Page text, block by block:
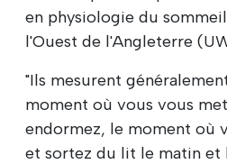
en physiologie du
l'Ouest de l'Angleterre
"Ils mesurent
moment où vous vous
endormez, le moment où
et sortez du lit le matin et